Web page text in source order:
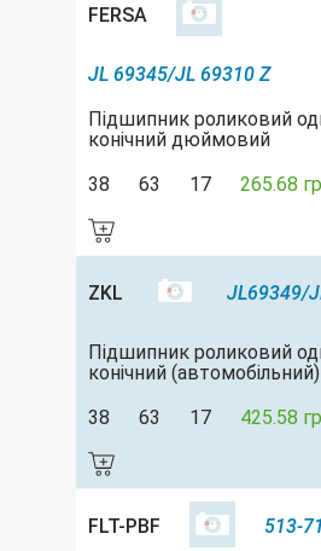
FERSA
JL 69345/JL 69310 Z
Підшипник роликовий
конічний дюймовий
38
63 17 265.68
ZKL JL69349/
Підшипник роликовий
конічний (автомобільний)
38
63 17 425.58
FLT-PBF 513-